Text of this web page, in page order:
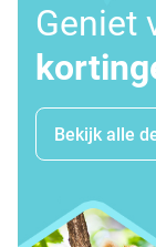
Geniet
Bekijk alle